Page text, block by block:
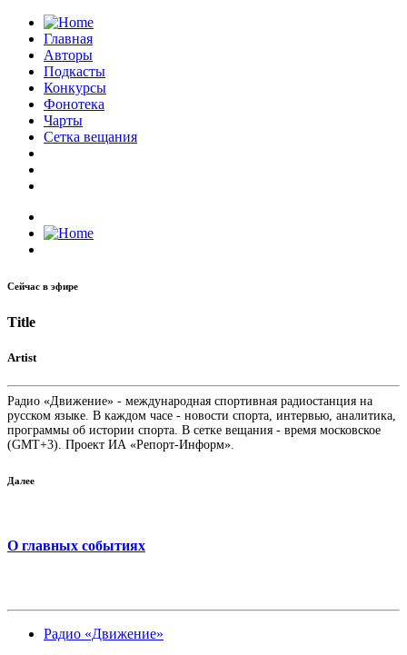
Главная
Авторы
Подкасты
Конкурсы
Фонотека
Чарты
Сетка вещания
Сейчас в эфире
Title
Artist
Радио «Движение» - международная спортивная радиостанция на
русском языке. В каждом часе - новости спорта, интервью, аналитика,
программы об истории спорта. В сетке вещания - время московское
(GMT+3). Проект ИА «Репорт-Информ».
Далее
О главных событиях
Радио «Движение»